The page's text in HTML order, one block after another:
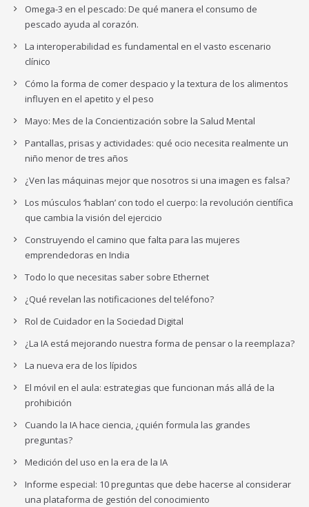
Omega-3 en el pescado: De qué manera el consumo de
pescado ayuda al corazón.
La interoperabilidad es fundamental en el vasto escenario
clínico
Cómo la forma de comer despacio y la textura de los alimentos
influyen en el apetito y el peso
Mayo: Mes de la Concientización sobre la Salud Mental
Pantallas, prisas y actividades: qué ocio necesita realmente un
niño menor de tres años
¿Ven las máquinas mejor que nosotros si una imagen es falsa?
Los músculos ‘hablan’ con todo el cuerpo: la revolución científica
que cambia la visión del ejercicio
Construyendo el camino que falta para las mujeres
emprendedoras en India
Todo lo que necesitas saber sobre Ethernet
¿Qué revelan las notificaciones del teléfono?
Rol de Cuidador en la Sociedad Digital
¿La IA está mejorando nuestra forma de pensar o la reemplaza?
La nueva era de los lípidos
El móvil en el aula: estrategias que funcionan más allá de la
prohibición
Cuando la IA hace ciencia, ¿quién formula las grandes
preguntas?
Medición del uso en la era de la IA
Informe especial: 10 preguntas que debe hacerse al considerar
una plataforma de gestión del conocimiento